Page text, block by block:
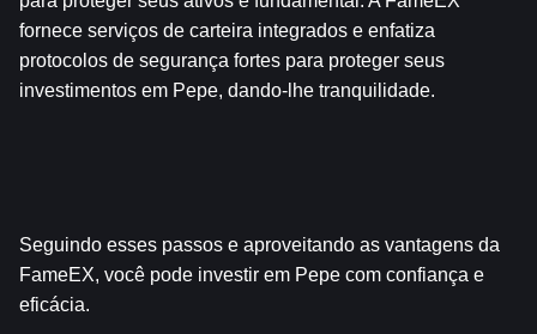
fornece serviços de carteira integrados e enfatiza
protocolos de segurança fortes para proteger seus
investimentos em Pepe, dando-lhe tranquilidade.
Seguindo esses passos e aproveitando as vantagens da
FameEX, você pode investir em Pepe com confiança e
eficácia.